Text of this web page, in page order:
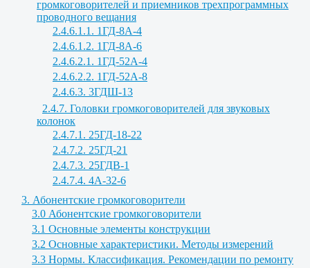
громкоговорителей и приемников трехпрограммных
проводного вещания
2.4.6.1.1. 1ГД-8А-4
2.4.6.1.2. 1ГД-8А-6
2.4.6.2.1. 1ГД-52А-4
2.4.6.2.2. 1ГД-52А-8
2.4.6.3. 3ГДШ-13
2.4.7. Головки громкоговорителей для звуковых
колонок
2.4.7.1. 25ГД-18-22
2.4.7.2. 25ГД-21
2.4.7.3. 25ГДВ-1
2.4.7.4. 4А-32-6
3. Абонентские громкоговорители
3.0 Абонентские громкоговорители
3.1 Основные элементы конструкции
3.2 Основные характеристики. Методы измерений
3.3 Нормы. Классификация. Рекомендации по ремонту